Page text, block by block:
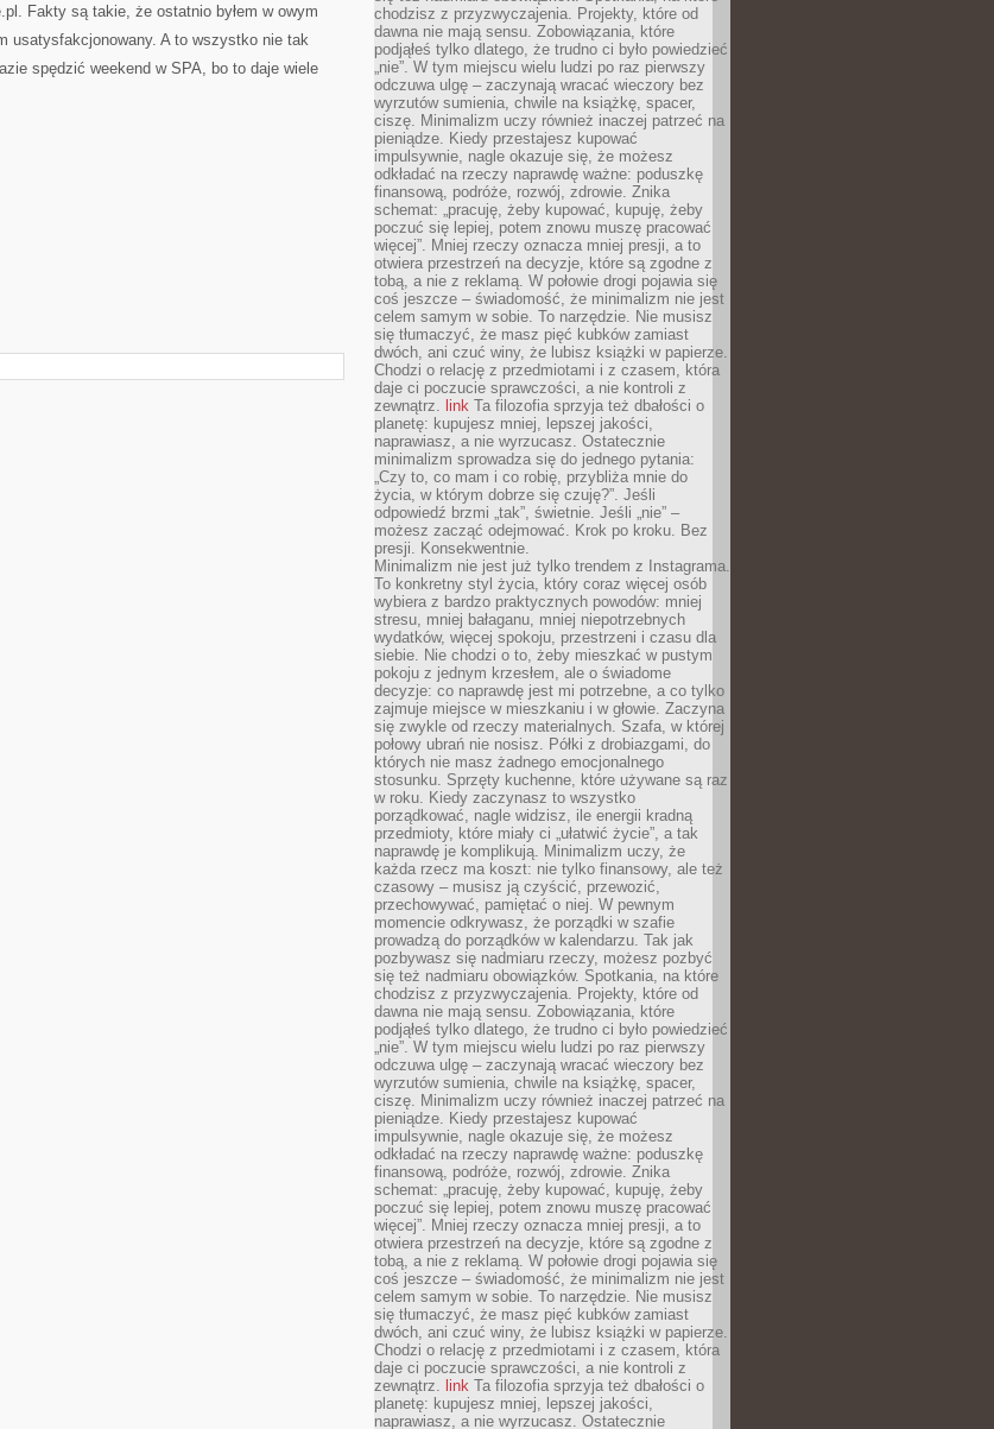
Fakty są takie, że ostatnio byłem w owym
usatysfakcjonowany. A to wszystko nie tak
spędzić weekend w SPA, bo to daje wiele
chodzisz z przyzwyczajenia. Projekty, które od
dawna nie mają sensu. Zobowiązania, które
podjąłeś tylko dlatego, że trudno ci było powiedzieć
„nie”. W tym miejscu wielu ludzi po raz pierwszy
odczuwa ulgę – zaczynają wracać wieczory bez
wyrzutów sumienia, chwile na książkę, spacer,
ciszę. Minimalizm uczy również inaczej patrzeć na
pieniądze. Kiedy przestajesz kupować
impulsywnie, nagle okazuje się, że możesz
odkładać na rzeczy naprawdę ważne: poduszkę
finansową, podróże, rozwój, zdrowie. Znika
schemat: „pracuję, żeby kupować, kupuję, żeby
poczuć się lepiej, potem znowu muszę pracować
więcej”. Mniej rzeczy oznacza mniej presji, a to
otwiera przestrzeń na decyzje, które są zgodne z
tobą, a nie z reklamą. W połowie drogi pojawia się
coś jeszcze – świadomość, że minimalizm nie jest
celem samym w sobie. To narzędzie. Nie musisz
się tłumaczyć, że masz pięć kubków zamiast
dwóch, ani czuć winy, że lubisz książki w papierze.
Chodzi o relację z przedmiotami i z czasem, która
daje ci poczucie sprawczości, a nie kontroli z
zewnątrz. link Ta filozofia sprzyja też dbałości o
planetę: kupujesz mniej, lepszej jakości,
naprawiasz, a nie wyrzucasz. Ostatecznie
minimalizm sprowadza się do jednego pytania:
„Czy to, co mam i co robię, przybliża mnie do
życia, w którym dobrze się czuję?”. Jeśli
odpowiedź brzmi „tak”, świetnie. Jeśli „nie” –
możesz zacząć odejmować. Krok po kroku. Bez
presji. Konsekwentnie.
Minimalizm nie jest już tylko trendem z Instagrama.
To konkretny styl życia, który coraz więcej osób
wybiera z bardzo praktycznych powodów: mniej
stresu, mniej bałaganu, mniej niepotrzebnych
wydatków, więcej spokoju, przestrzeni i czasu dla
siebie. Nie chodzi o to, żeby mieszkać w pustym
pokoju z jednym krzesłem, ale o świadome
decyzje: co naprawdę jest mi potrzebne, a co tylko
zajmuje miejsce w mieszkaniu i w głowie. Zaczyna
się zwykle od rzeczy materialnych. Szafa, w której
połowy ubrań nie nosisz. Półki z drobiazgami, do
których nie masz żadnego emocjonalnego
stosunku. Sprzęty kuchenne, które używane są raz
w roku. Kiedy zaczynasz to wszystko
porządkować, nagle widzisz, ile energii kradną
przedmioty, które miały ci „ułatwić życie”, a tak
naprawdę je komplikują. Minimalizm uczy, że
każda rzecz ma koszt: nie tylko finansowy, ale też
czasowy – musisz ją czyścić, przewozić,
przechowywać, pamiętać o niej. W pewnym
momencie odkrywasz, że porządki w szafie
prowadzą do porządków w kalendarzu. Tak jak
pozbywasz się nadmiaru rzeczy, możesz pozbyć
się też nadmiaru obowiązków. Spotkania, na które
chodzisz z przyzwyczajenia. Projekty, które od
dawna nie mają sensu. Zobowiązania, które
podjąłeś tylko dlatego, że trudno ci było powiedzieć
„nie”. W tym miejscu wielu ludzi po raz pierwszy
odczuwa ulgę – zaczynają wracać wieczory bez
wyrzutów sumienia, chwile na książkę, spacer,
ciszę. Minimalizm uczy również inaczej patrzeć na
pieniądze. Kiedy przestajesz kupować
impulsywnie, nagle okazuje się, że możesz
odkładać na rzeczy naprawdę ważne: poduszkę
finansową, podróże, rozwój, zdrowie. Znika
schemat: „pracuję, żeby kupować, kupuję, żeby
poczuć się lepiej, potem znowu muszę pracować
więcej”. Mniej rzeczy oznacza mniej presji, a to
otwiera przestrzeń na decyzje, które są zgodne z
tobą, a nie z reklamą. W połowie drogi pojawia się
coś jeszcze – świadomość, że minimalizm nie jest
celem samym w sobie. To narzędzie. Nie musisz
się tłumaczyć, że masz pięć kubków zamiast
dwóch, ani czuć winy, że lubisz książki w papierze.
Chodzi o relację z przedmiotami i z czasem, która
daje ci poczucie sprawczości, a nie kontroli z
zewnątrz. link Ta filozofia sprzyja też dbałości o
planetę: kupujesz mniej, lepszej jakości,
naprawiasz, a nie wyrzucasz. Ostatecznie